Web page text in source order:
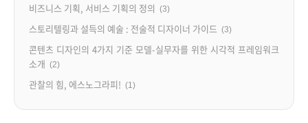
비즈니스 기획, 서비스 기획의 정의 (3)
스토리텔링과 설득의 예술 : 전술적 디자이너 가이드 (3)
콘텐츠 디자인의 4가지 기준 모델-실무자를 위한 시각적 프레임워크
소개 (2)
관찰의 힘, 에스노그라피! (1)